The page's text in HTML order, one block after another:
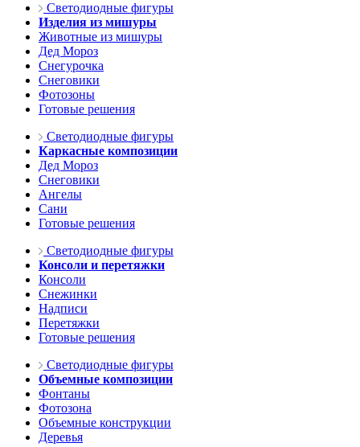
Светодиодные фигуры
Изделия из мишуры
Животные из мишуры
Дед Мороз
Снегурочка
Снеговики
Фотозоны
Готовые решения
Светодиодные фигуры
Каркасные композиции
Дед Мороз
Снеговики
Ангелы
Сани
Готовые решения
Светодиодные фигуры
Консоли и перетяжки
Консоли
Снежинки
Надписи
Перетяжки
Готовые решения
Светодиодные фигуры
Объемные композиции
Фонтаны
Фотозона
Объемные конструкции
Деревья